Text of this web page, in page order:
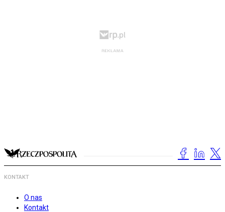
KONTAKT
O nas
Kontakt